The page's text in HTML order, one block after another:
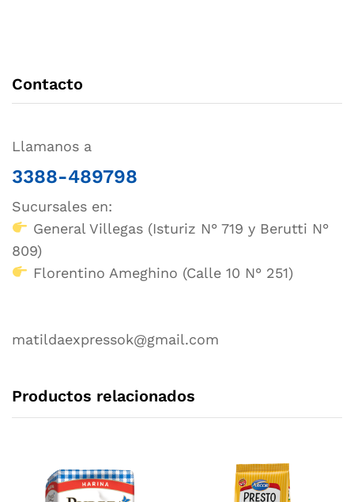
Contacto
Llamanos a
3388-489798
Sucursales en:
General Villegas (Isturiz N° 719 y Berutti N°
809)
Florentino Ameghino (Calle 10 N° 251)
matildaexpressok@gmail.com
Productos relacionados